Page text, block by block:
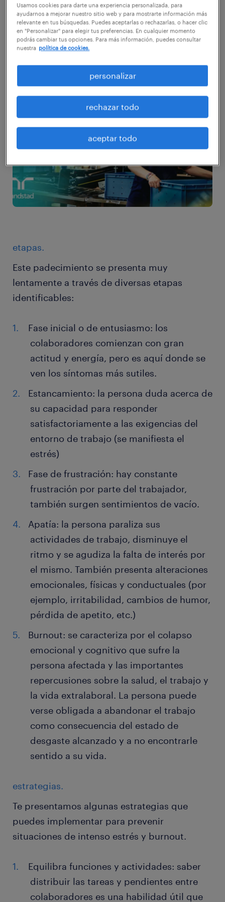
Cansancio emocional
Despersonalización o frialdad afectiva
Reducción de eficacia laboral
etapas.
Este padecimiento se presenta muy
lentamente a través de diversas etapas
identificables:
Fase inicial o de entusiasmo: los
colaboradores comienzan con gran
actitud y energía, pero es aquí donde se
ven los síntomas más sutiles.
Estancamiento: la persona duda acerca de
su capacidad para responder
satisfactoriamente a las exigencias del
entorno de trabajo (se manifiesta el
estrés)
Fase de frustración: hay constante
frustración por parte del trabajador,
también surgen sentimientos de vacío.
Apatía: la persona paraliza sus
actividades de trabajo, disminuye el
ritmo y se agudiza la falta de interés por
el mismo. También presenta alteraciones
emocionales, físicas y conductuales (por
ejemplo, irritabilidad, cambios de humor,
pérdida de apetito, etc.)
Burnout: se caracteriza por el colapso
emocional y cognitivo que sufre la
persona afectada y las importantes
repercusiones sobre la salud, el trabajo y
la vida extralaboral. La persona puede
verse obligada a abandonar el trabajo
como consecuencia del estado de
desgaste alcanzado y a no encontrarle
sentido a su vida.
estrategias.
Te presentamos algunas estrategias que
puedes implementar para prevenir
situaciones de intenso estrés y burnout.
Equilibra funciones y actividades: saber
distribuir las tareas y pendientes entre
colaboradores es una habilidad útil que
Usamos cookies para darte una experiencia personalizada, para
ayudarnos a mejorar nuestro sitio web y para mostrarte información más
relevante en tus búsquedas. Puedes aceptarlas o rechazarlas, o hacer clic
en "Personalizar" para elegir tus preferencias. En cualquier momento
podrás cambiar tus opciones. Para más información, puedes consultar
nuestra política de cookies.
personalizar
rechazar todo
aceptar todo